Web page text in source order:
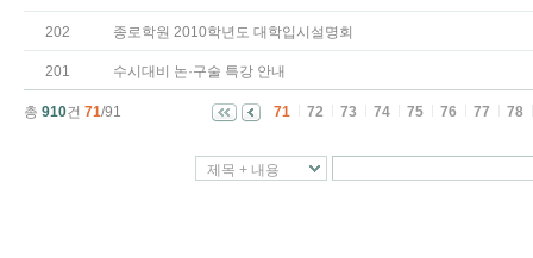
202 종로학원 2010학년도 대학입시설명회
201 수시대비 논·구술 특강 안내
총 910건 71/91 71 72 73 74 75 76 77 78
제목 + 내용